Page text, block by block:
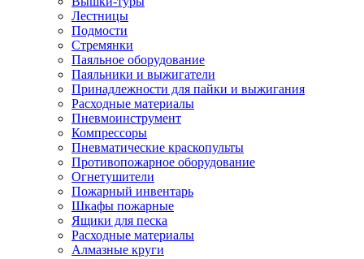
Лестницы
Подмости
Стремянки
Паяльное оборудование
Паяльники и выжигатели
Принадлежности для пайки и выжигания
Расходные материалы
Пневмоинструмент
Компрессоры
Пневматические краскопульты
Противопожарное оборудование
Огнетушители
Пожарный инвентарь
Шкафы пожарные
Ящики для песка
Расходные материалы
Алмазные круги